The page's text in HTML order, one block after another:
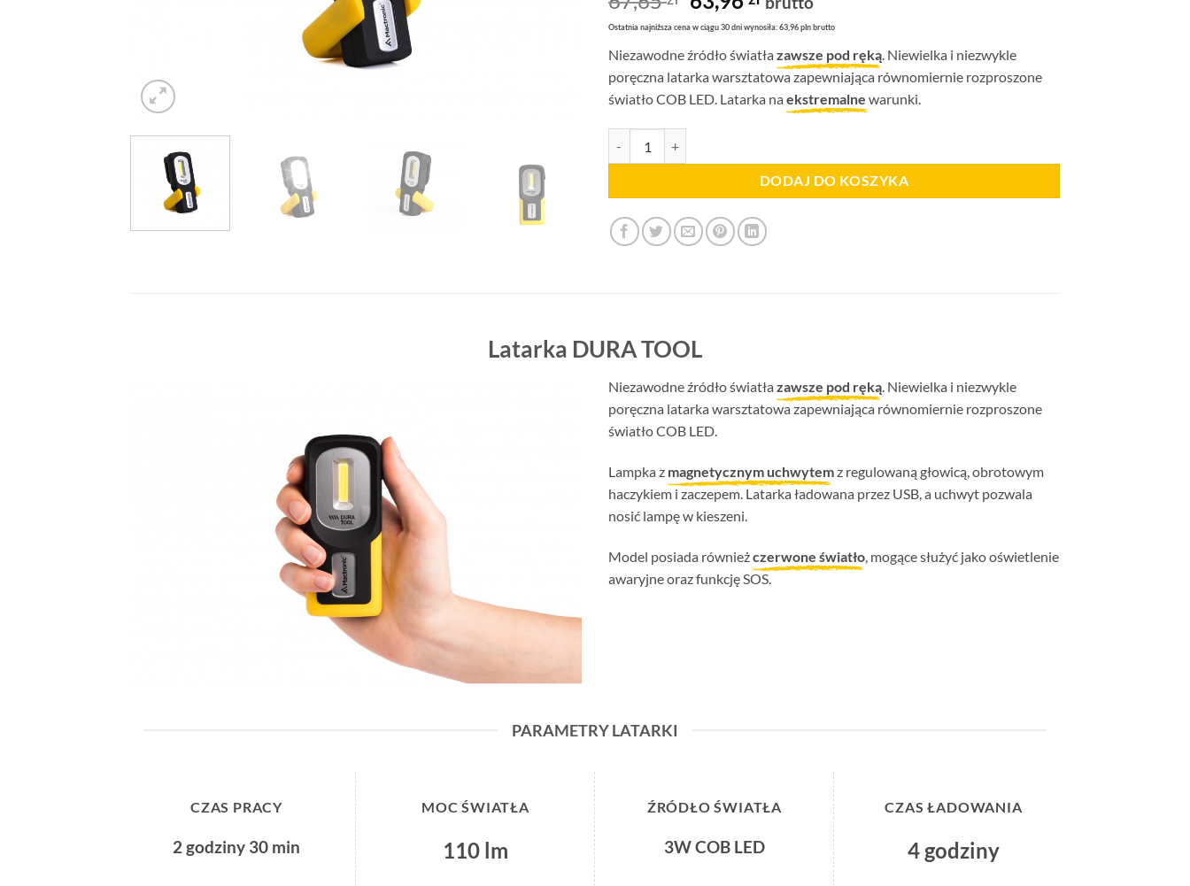
4.67na 5
na
podstawie
ocen
klientów
cena
67,65 zł.
cena
63,96 zł.
Ostatnia najniższa cena w ciągu 30 dni wynosiła: 63,96 pln brutto
Niezawodne źródło światła zawsze pod ręką. Niewielka i niezwykle
poręczna latarka warsztatowa zapewniająca równomiernie rozproszone
światło COB LED. Latarka na ekstremalne warunki.
DODAJ DO KOSZYKA
Latarka DURA TOOL
Niezawodne źródło światła zawsze pod ręką. Niewielka i niezwykle
poręczna latarka warsztatowa zapewniająca równomiernie rozproszone
światło COB LED.
Lampka z magnetycznym uchwytemz regulowaną głowicą, obrotowym
haczykiem i zaczepem. Latarka ładowana przez USB, a uchwyt pozwala
nosić lampę w kieszeni.
Model posiada równieżczerwone światło , mogące służyć jako oświetlenie
awaryjne oraz funkcję SOS.
PARAMETRY LATARKI
CZAS PRACY
2 godziny 30 min
MOC ŚWIATŁA
110 lm
ŹRÓDŁO ŚWIATŁA
3W COB LED
CZAS ŁADOWANIA
4 godziny